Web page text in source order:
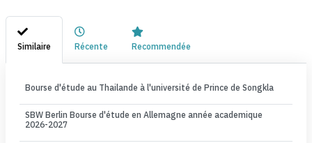
Similaire Récente Recommendée
Bourse d'étude au Thailande à l'université de Prince de Songkla
SBW Berlin Bourse d'étude en Allemagne année academique
2026-2027